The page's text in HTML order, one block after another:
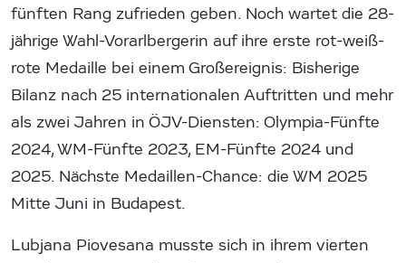
fünften Rang zufrieden geben. Noch wartet die 28-
jährige Wahl-Vorarlbergerin auf ihre erste rot-weiß-
rote Medaille bei einem Großereignis: Bisherige
Bilanz nach 25 internationalen Auftritten und mehr
als zwei Jahren in ÖJV-Diensten: Olympia-Fünfte
2024, WM-Fünfte 2023, EM-Fünfte 2024 und
2025. Nächste Medaillen-Chance: die WM 2025
Mitte Juni in Budapest.
Lubjana Piovesana musste sich in ihrem vierten